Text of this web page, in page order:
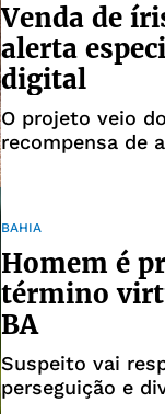
Venda de
alerta
digital
O projeto veio
recompensa de
BAHIA
Homem é
término
BA
Suspeito vai
perseguição e